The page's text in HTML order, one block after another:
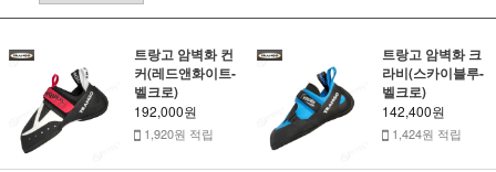
트랑고 암벽화 컨
커(레드앤화이트-
벨크로)
192,000원
1,920원 적립
트랑고 암벽화 크
라비(스카이블루-
벨크로)
142,400원
1,424원 적립